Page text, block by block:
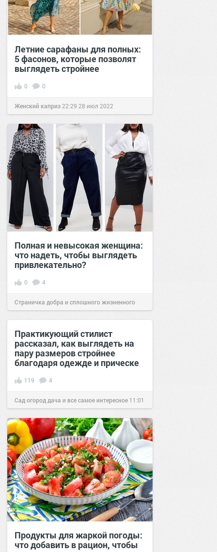
Летние сарафаны для полных:
5 фасонов, которые позволят
выглядеть стройнее
0 0
Женский каприз 22:29 28 июл 2022
Полная и невысокая женщина:
что надеть, чтобы выглядеть
привлекательно?
0 4
Страничка добра и сплошного жизненного
позитива! 13:00 03 фев 2025
Практикующий стилист
рассказал, как выглядеть на
пару размеров стройнее
благодаря одежде и прическе
119 4
Сад огород дача и все самое интересное 11:01
03 янв 2019
Продукты для жаркой погоды:
что добавить в рацион, чтобы